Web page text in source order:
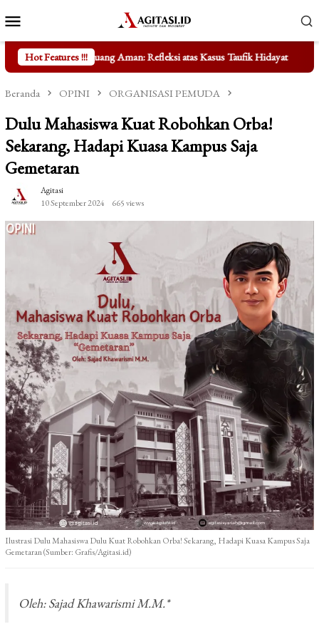
ke
kontenMobile
Hot Features !!!
Refleksi atas Kasus Taufik Hidayat Mengungkap Fakta di
Beranda OPINI ORGANISASI PEMUDA
Dulu Mahasiswa Kuat Robohkan Orba!
Sekarang, Hadapi Kuasa Kampus Saja
Gemetaran
Agitasi
10 September 2024
665 views
Ilustrasi Dulu Mahasiswa Dulu Kuat Robohkan Orba! Sekarang, Hadapi Kuasa Kampus Saja
Gemetaran (Sumber: Grafis/Agitasi.id)
Oleh: Sajad Khawarismi M.M.*